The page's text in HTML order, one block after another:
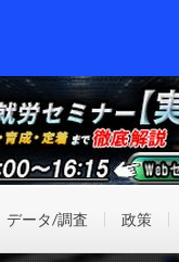
データ/調査 政策